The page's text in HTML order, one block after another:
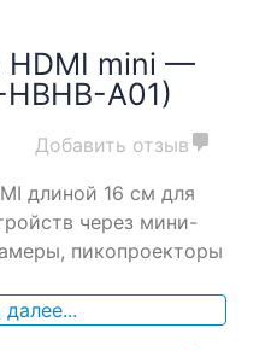
HDMI mini —
A01)
Добавить отзыв
длиной 16 см для
через мини-
пикопроекторы
далее...